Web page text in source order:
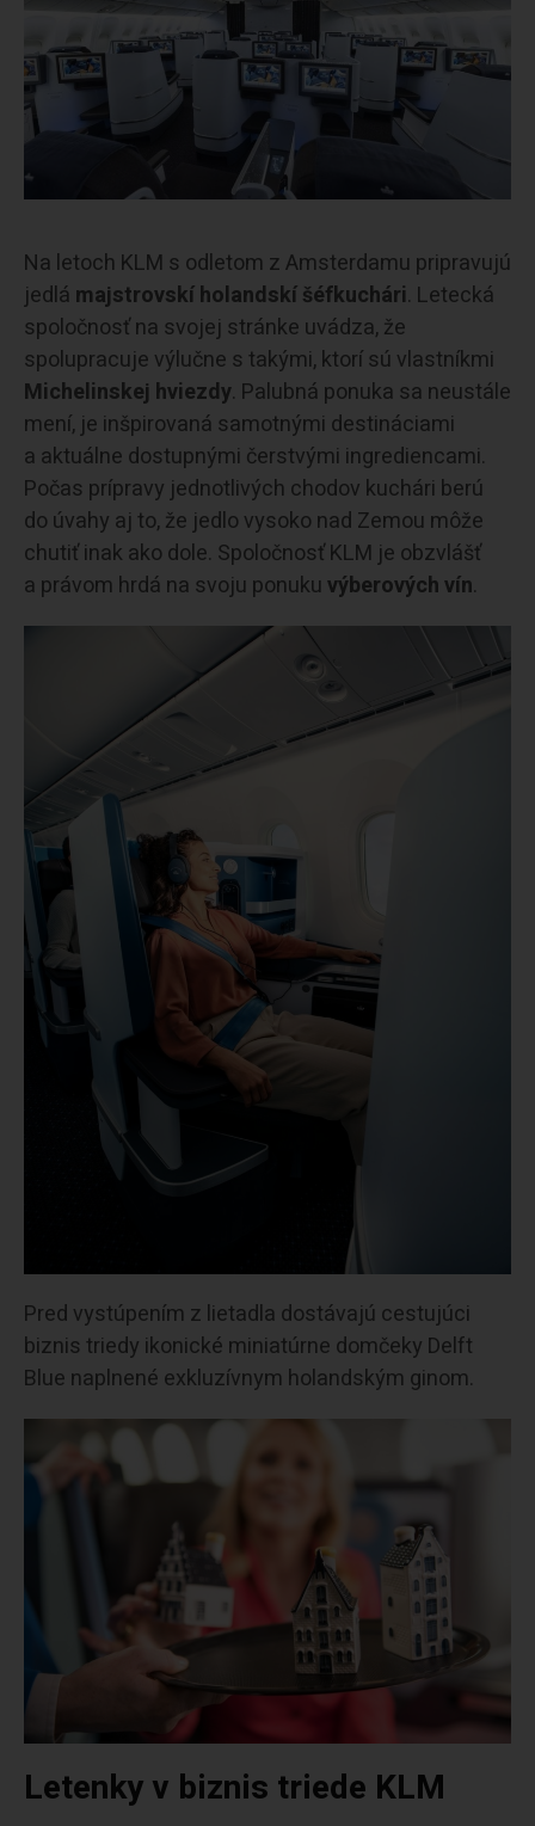
Na letoch KLM s odletom z Amsterdamu pripravujú
jedlá majstrovskí holandskí šéfkuchári. Letecká
spoločnosť na svojej stránke uvádza, že
spolupracuje výlučne s takými, ktorí sú vlastníkmi
Michelinskej hviezdy. Palubná ponuka sa neustále
mení, je inšpirovaná samotnými destináciami
a aktuálne dostupnými čerstvými ingrediencami.
Počas prípravy jednotlivých chodov kuchári berú
do úvahy aj to, že jedlo vysoko nad Zemou môže
chutiť inak ako dole. Spoločnosť KLM je obzvlášť
a právom hrdá na svoju ponuku výberových vín.
Pred vystúpením z lietadla dostávajú cestujúci
biznis triedy ikonické miniatúrne domčeky Delft
Blue naplnené exkluzívnym holandským ginom.
Letenky v biznis triede KLM